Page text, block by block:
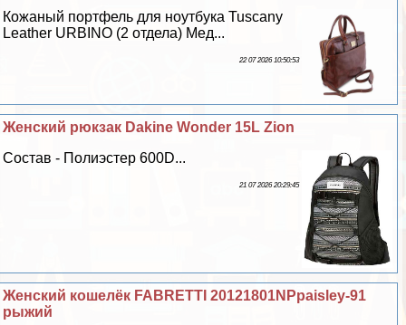
Кожаный портфель для ноутбука Tuscany
Leather URBINO (2 отдела) Мед...
22 07 2026 10:50:53
Женский рюкзак Dakine Wonder 15L Zion
Состав - Полиэстер 600D...
21 07 2026 20:29:45
Женский кошелёк FABRETTI 20121801NPpaisley-91
рыжий